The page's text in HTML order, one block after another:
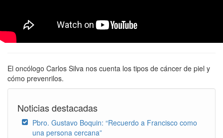
El oncólogo Carlos Silva nos cuenta los tipos de cáncer de piel y
cómo prevenrilos.
Noticias destacadas
Pbro. Gustavo Boquin: “Recuerdo a Francisco como
una persona cercana”